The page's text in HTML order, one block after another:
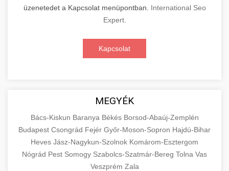
üzenetedet a Kapcsolat menüpontban. International Seo
Expert.
Kapcsolat
MEGYÉK
Bács-Kiskun Baranya Békés Borsod-Abaúj-Zemplén
Budapest Csongrád Fejér Győr-Moson-Sopron Hajdú-Bihar
Heves Jász-Nagykun-Szolnok Komárom-Esztergom
Nógrád Pest Somogy Szabolcs-Szatmár-Bereg Tolna Vas
Veszprém Zala